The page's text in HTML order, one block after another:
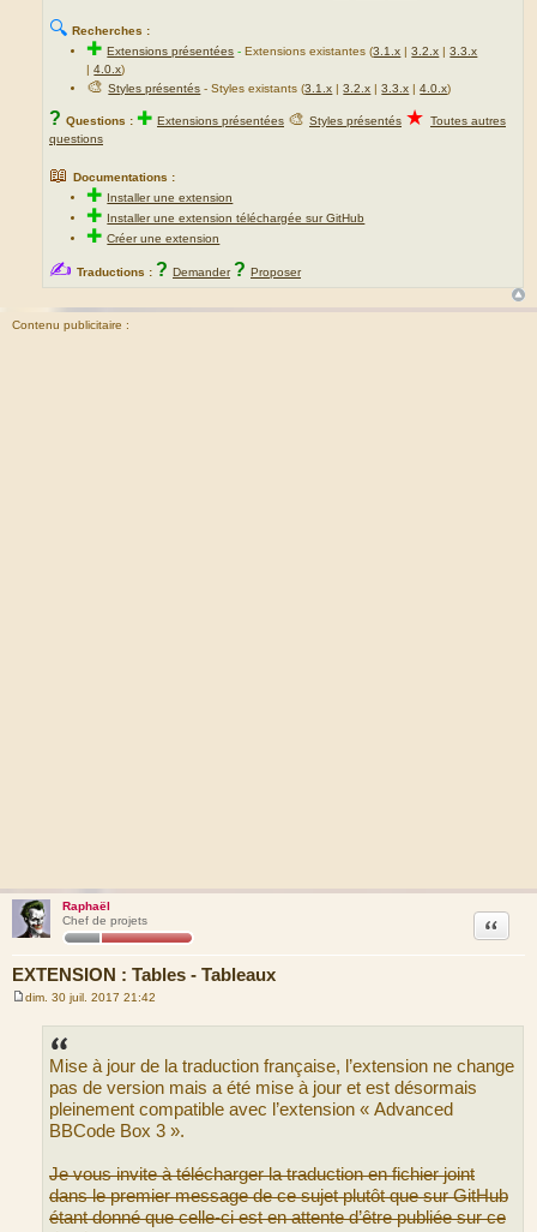
🔍 Recherches :
✚Extensions présentées -Extensions existantes (3.1.x |3.2.x |3.3.x
|4.0.x)
🎨Styles présentés - Styles existants (3.1.x |3.2.x |3.3.x |4.0.x)
? Questions : ✚ Extensions présentées 🎨 Styles présentés ★ Toutes autres
questions
📖 Documentations :
✚ Installer une extension
✚ Installer une extension téléchargée sur GitHub
✚Créer une extension
✍ Traductions : ? Demander ? Proposer
Contenu publicitaire :
Raphaël
Chef de projets
EXTENSION : Tables - Tableaux
Citation
dim. 30 juil. 2017 21:42
Mise à jour de la traduction française, l’extension ne change
pas de version mais a été mise à jour et est désormais
pleinement compatible avec l’extension « Advanced
BBCode Box 3 ».
Je vous invite à télécharger la traduction en fichier joint
dans le premier message de ce sujet plutôt que sur GitHub
étant donné que celle-ci est en attente d’être publiée sur ce